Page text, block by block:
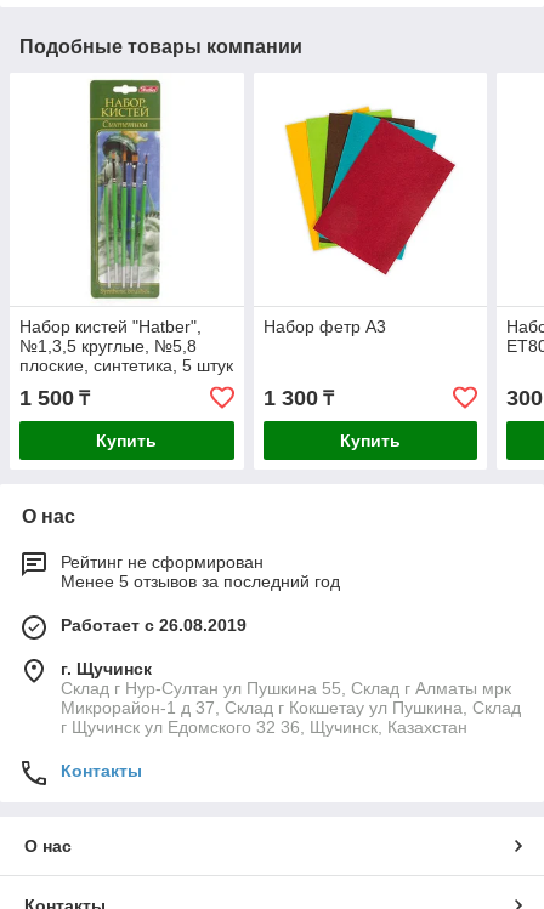
Подобные товары компании
Набор кистей "Hatber",
№1,3,5 круглые, №5,8
плоские, синтетика, 5 штук
в блистере
1 500 ₸
Купить
Набор фетр А3
1 300₸
Купить
300
О нас
Рейтинг не сформирован
Менее 5 отзывов за последний год
Работает с 26.08.2019
г. Щучинск
Склад г Нур-Султан ул Пушкина 55, Склад г Алматы мрк
Микрорайон-1 д 37, Склад г Кокшетау ул Пушкина, Склад
г Щучинск ул Едомского 32 36, Щучинск, Казахстан
Контакты
О нас